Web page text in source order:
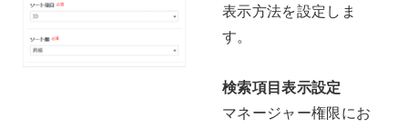
表示方法を設定しま
す。
検索項目表示設定
マネージャー権限にお